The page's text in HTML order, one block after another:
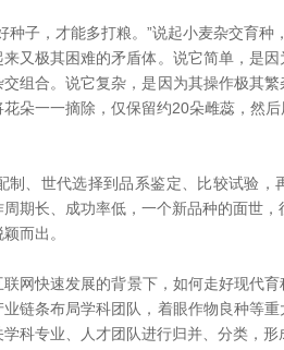
子，才能多打粮。”说起小麦杂交育种
又极其困难的矛盾体。说它简单，是
组合。说它复杂，是因为其操作极其
朵一一摘除，仅保留约20朵雌蕊，然
、世代选择到品系鉴定、比较试验，
期长、成功率低，一个新品种的面世
而出。
快速发展的背景下，如何走好现代育
链条布局学科团队，着眼作物良种等
科专业、人才团队进行归并、分类，形